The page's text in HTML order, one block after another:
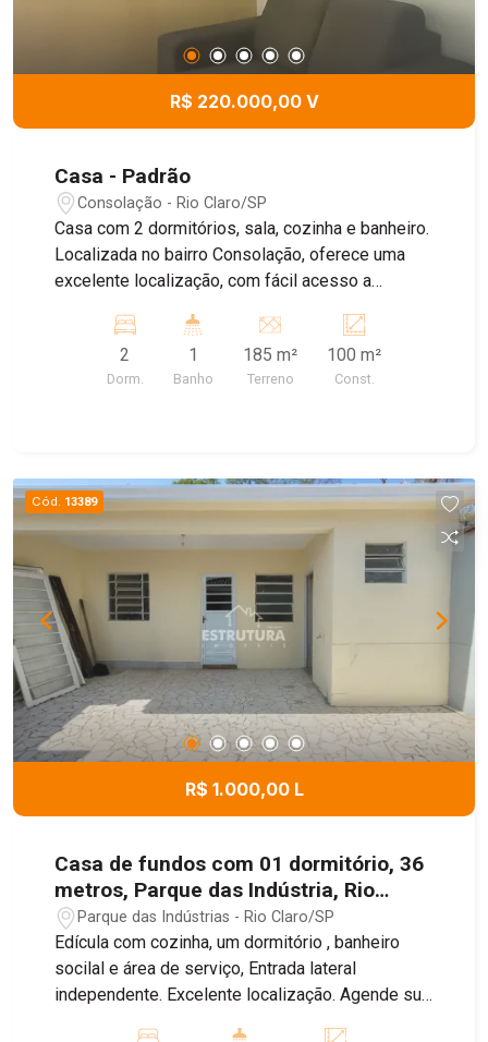
R$ 220.000,00 V
Casa - Padrão
Consolação - Rio Claro/SP
Casa com 2 dormitórios, sala, cozinha e banheiro.
Localizada no bairro Consolação, oferece uma
excelente localização, com fácil acesso a
demais serviços essenciais, proporcionando
praticidade e comodidade para o dia a dia. Ideal
para quem busca conforto e uma ótima
2
Dorm.
1
Banho
185 m²
Terreno
100 m²
Const.
Cód. 13389
R$ 1.000,00 L
Casa de fundos com 01 dormitório, 36
metros, Parque das Indústria, Rio
Claro- SP
Parque das Indústrias - Rio Claro/SP
Edícula com cozinha, um dormitório , banheiro
socilal e área de serviço, Entrada lateral
independente. Excelente localização. Agende sua